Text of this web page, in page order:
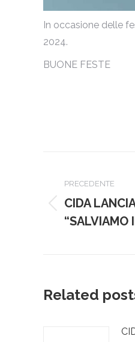
In occasione delle
2024.
BUONE FESTE
traPRECEDENTE
Post
precedente:
CIDA
“SALVIAMO
Related